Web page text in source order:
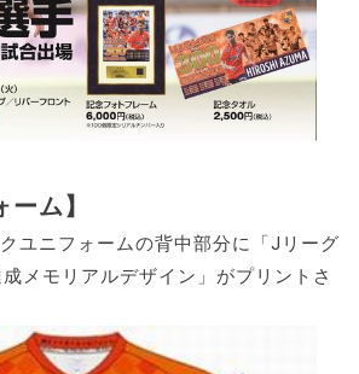
ーム】
ユニフォームの背中部分に「Jリーグ
メモリアルデザイン」がプリントさ